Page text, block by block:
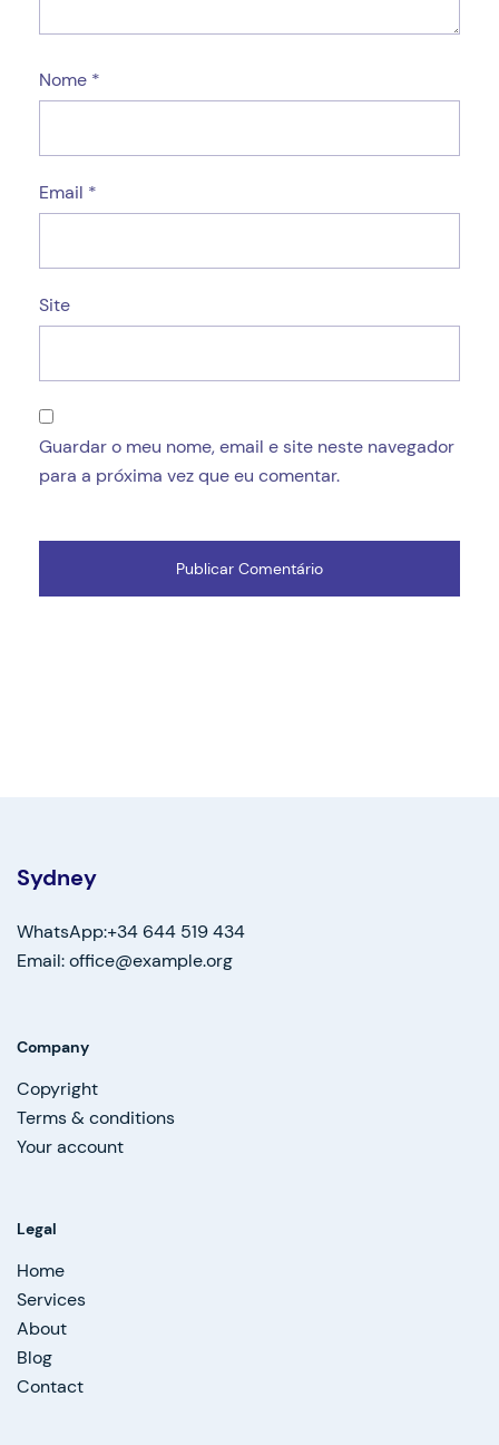
Nome *
Email *
Site
Guardar o meu nome, email e site neste navegador
para a próxima vez que eu comentar.
Sydney
WhatsApp:+34 644 519 434
Email: office@example.org
Company
Copyright
Terms & conditions
Your account
Legal
Home
Services
About
Blog
Contact